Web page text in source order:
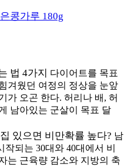
콩가루 180g
법 4가지
다이어트를 목표
겨웠던 여정의 정상을 눈앞
가 오곤 한다. 허리나 배, 허
남아있는 군살이 목표 달
있으면 비만확률 높다? 남
되는 30대와 40대에서 비
는 근육량 감소와 지방의 축